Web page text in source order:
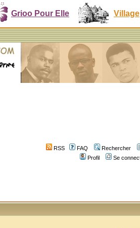
Grioo Pour Elle Village
RSS FAQ
Rechercher
Profil
Se